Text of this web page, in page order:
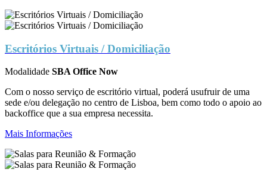
Escritórios Virtuais / Domiciliação
Modalidade SBA Office Now
Com o nosso serviço de escritório virtual, poderá usufruir de uma
sede e/ou delegação no centro de Lisboa, bem como todo o apoio ao
backoffice que a sua empresa necessita.
Mais Informações